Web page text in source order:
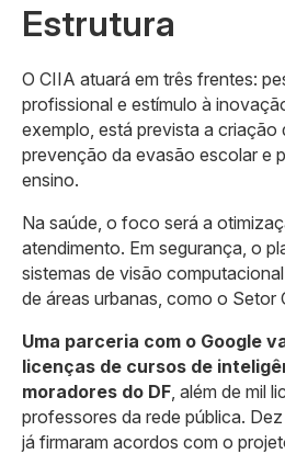
Estrutura
O CIIA atuará em três frentes:
profissional e estímulo à
exemplo, está prevista a criação
prevenção da evasão escolar e
ensino.
Na saúde, o foco será a
atendimento. Em segurança, o
sistemas de visão
de áreas urbanas, como o Setor
Uma parceria com o Google
licenças de cursos de
moradores do DF , além de mil
professores da rede pública.
já firmaram acordos com o